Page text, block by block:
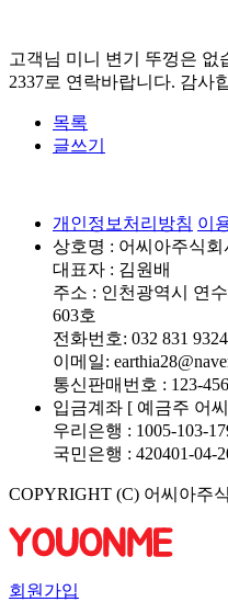
고객님 미니 변기 뚜껑은 없
2337로 연락바랍니다. 감사
목록
글쓰기
개인정보처리방침 이
상호명 : 어씨아주식회
대표자 : 김원배
주소 : 인천광역시 연
603호
전화번호: 032 831
이메일:
통신판매번호 : 123-
입금계좌 [ 예금주 어
우리은행 : 1005-103-
국민은행 : 420401-04-
COPYRIGHT (C) 어씨아주
회원가입